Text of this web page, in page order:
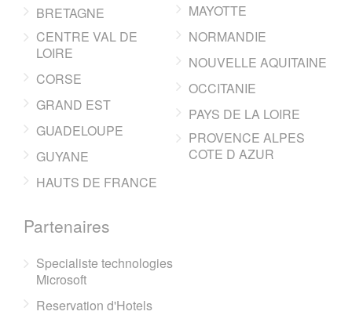
BRETAGNE
CENTRE VAL DE
LOIRE
CORSE
GRAND EST
GUADELOUPE
GUYANE
HAUTS DE FRANCE
MAYOTTE
NORMANDIE
NOUVELLE AQUITAINE
OCCITANIE
PAYS DE LA LOIRE
PROVENCE ALPES
COTE D AZUR
Partenaires
Specialiste technologies
Microsoft
Reservation d'Hotels